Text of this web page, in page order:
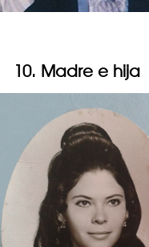
10. Madre e hija